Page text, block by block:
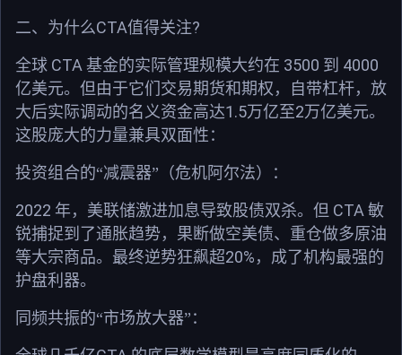
二、为什么CTA值得关注?
全球 CTA 基金的实际管理规模大约在 3500 到 4000
亿美元。但由于它们交易期货和期权，自带杠杆，放
大后实际调动的名义资金高达1.5万亿至2万亿美元。
这股庞大的力量兼具双面性：
投资组合的“减震器”（危机阿尔法）：
2022 年，美联储激进加息导致股债双杀。但 CTA 敏
锐捕捉到了通胀趋势，果断做空美债、重仓做多原油
等大宗商品。最终逆势狂飙超20% ，成了机构最强的
护盘利器。
同频共振的“市场放大器”：